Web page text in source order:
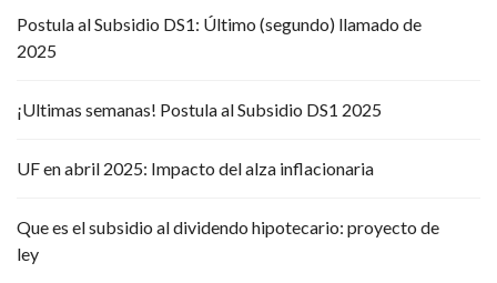
Postula al Subsidio DS1: Último (segundo) llamado de
2025
¡Ultimas semanas! Postula al Subsidio DS1 2025
UF en abril 2025: Impacto del alza inflacionaria
Que es el subsidio al dividendo hipotecario: proyecto de
ley